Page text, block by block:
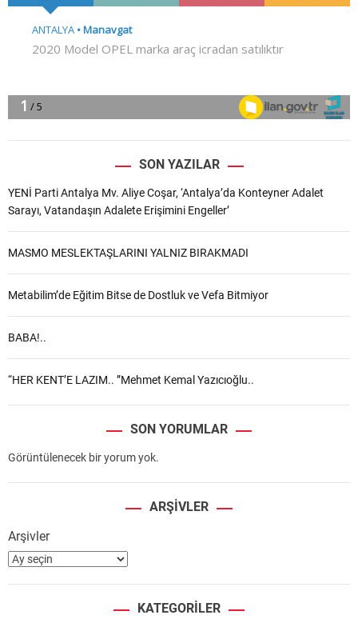
SON YAZILAR
YENİ Parti Antalya Mv. Aliye Coşar, ‘Antalya’da Konteyner Adalet
Sarayı, Vatandaşın Adalete Erişimini Engeller’
MASMO MESLEKTAŞLARINI YALNIZ BIRAKMADI
Metabilim’de Eğitim Bitse de Dostluk ve Vefa Bitmiyor
BABA!..
“HER KENT’E LAZIM.. ”Mehmet Kemal Yazıcıoğlu..
SON YORUMLAR
Görüntülenecek bir yorum yok.
ARŞIVLER
Arşivler
KATEGORILER